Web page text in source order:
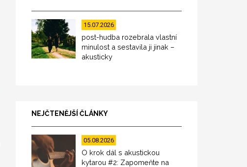
15.07.2026
post-hudba rozebrala vlastní
minulost a sestavila ji jinak –
akusticky
NEJČTENĚJŠÍ ČLÁNKY
05.08.2026
O krok dál s akustickou
kytarou #2: Zapomeňte na